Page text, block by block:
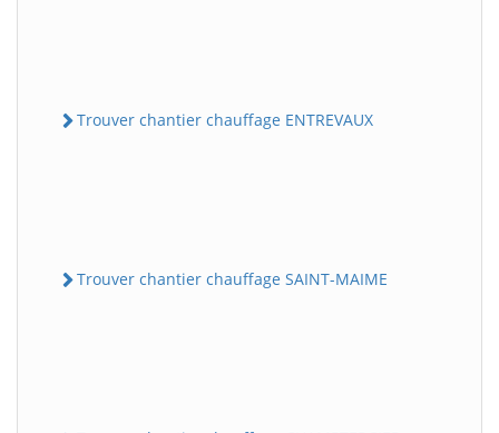
Trouver chantier chauffage ENTREVAUX
Trouver chantier chauffage SAINT-MAIME